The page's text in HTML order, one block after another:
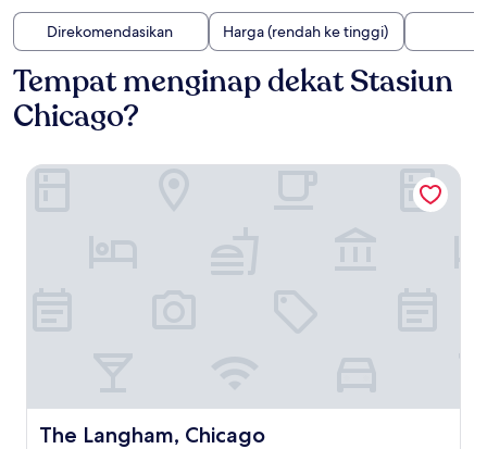
Direkomendasikan Harga (rendah ke tinggi)
Tempat menginap dekat Stasiun
Chicago?
The Langham, Chicago
The Langham, Chicago
The Langham, Chicago